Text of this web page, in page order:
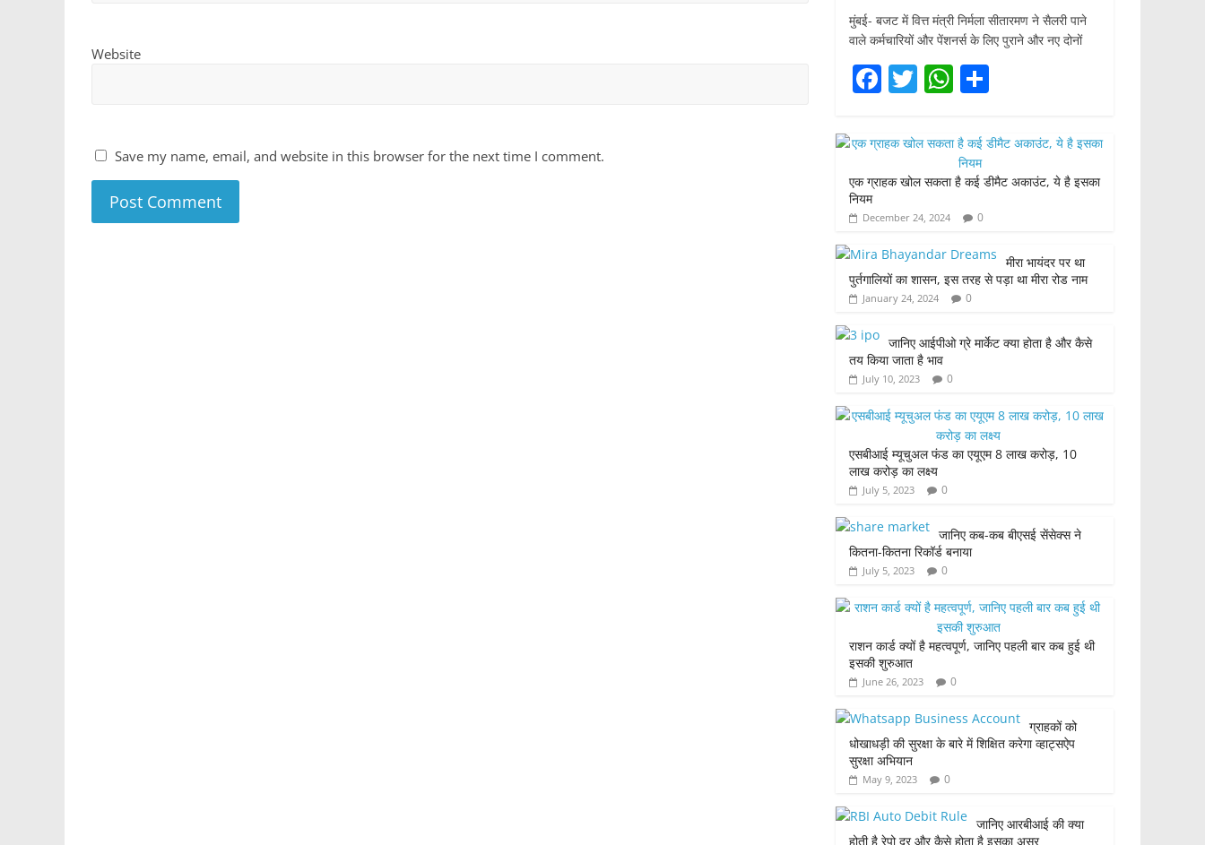
Website
Save my name, email, and website in this browser for the next time I comment.
मुंबई- बजट में वित्त मंत्री निर्मला सीतारमण ने सैलरी पाने
वाले कर्मचारियों और पेंशनर्स के लिए पुराने और नए दोनों
F
c
b
o
o
k
T
itt
W
at
s
A
p
p
ar
e
एक ग्राहक खोल सकता है कई डीमैट अकाउंट, ये है इसका
नियम
December 24, 2024 0
मीरा भायंदर पर था
पुर्तगालियों का शासन, इस तरह से पड़ा था मीरा रोड नाम
January 24, 2024 0
जानिए आईपीओ ग्रे मार्केट क्या होता है और कैसे
तय किया जाता है भाव
July 10, 2023 0
एसबीआई म्यूचुअल फंड का एयूएम 8 लाख करोड़, 10
लाख करोड़ का लक्ष्य
July 5, 2023 0
जानिए कब-कब बीएसई सेंसेक्स ने
कितना-कितना रिकॉर्ड बनाया
July 5, 2023 0
राशन कार्ड क्यों है महत्वपूर्ण, जानिए पहली बार कब हुई थी
इसकी शुरुआत
June 26, 2023 0
ग्राहकों को
धोखाधड़ी की सुरक्षा के बारे में शिक्षित करेगा व्हाट्सऐप
सुरक्षा अभियान
May 9, 2023 0
जानिए आरबीआई की क्या
होती है रेपो दर और कैसे होता है इसका असर